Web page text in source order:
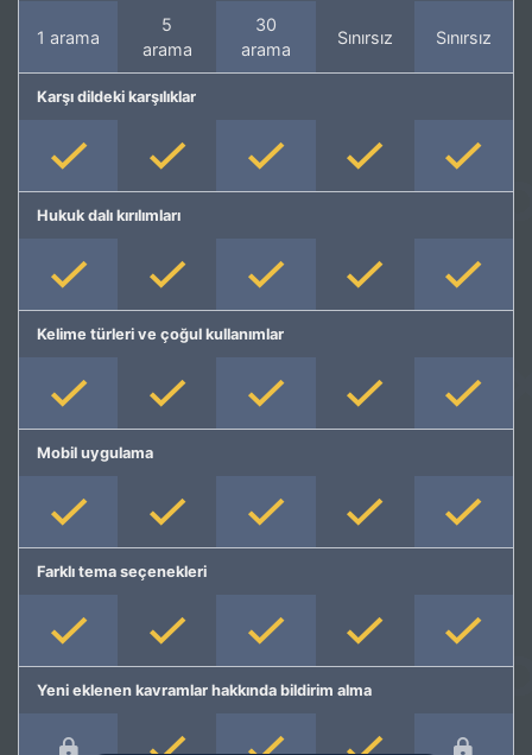
1 arama
5
arama
30
arama
Sınırsız Sınırsız
Karşı dildeki karşılıklar
Hukuk dalı kırılımları
Kelime türleri ve çoğul kullanımlar
Mobil uygulama
Farklı tema seçenekleri
Yeni eklenen kavramlar hakkında bildirim alma